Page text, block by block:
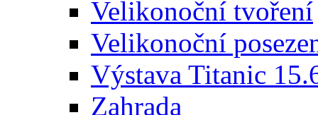
Velikonoční tvoření
Velikonoční
Výstava Titanic
Zahrada